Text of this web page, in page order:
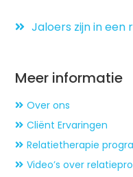
Jaloers zijn in een
Meer informatie
Over ons
Cliënt Ervaringen
Relatietherapie
Video’s over